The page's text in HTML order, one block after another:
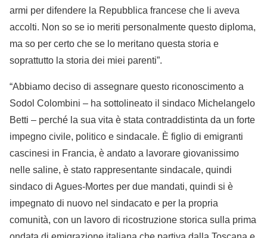
armi per difendere la Repubblica francese che li aveva
accolti. Non so se io meriti personalmente questo diploma,
ma so per certo che se lo meritano questa storia e
soprattutto la storia dei miei parenti”.
“Abbiamo deciso di assegnare questo riconoscimento a
Sodol Colombini – ha sottolineato il sindaco Michelangelo
Betti – perché la sua vita è stata contraddistinta da un forte
impegno civile, politico e sindacale. È figlio di emigranti
cascinesi in Francia, è andato a lavorare giovanissimo
nelle saline, è stato rappresentante sindacale, quindi
sindaco di Agues-Mortes per due mandati, quindi si è
impegnato di nuovo nel sindacato e per la propria
comunità, con un lavoro di ricostruzione storica sulla prima